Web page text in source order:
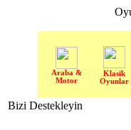
Araba &
Motor
Klasik
Oyunlar
Bizi Destekleyin